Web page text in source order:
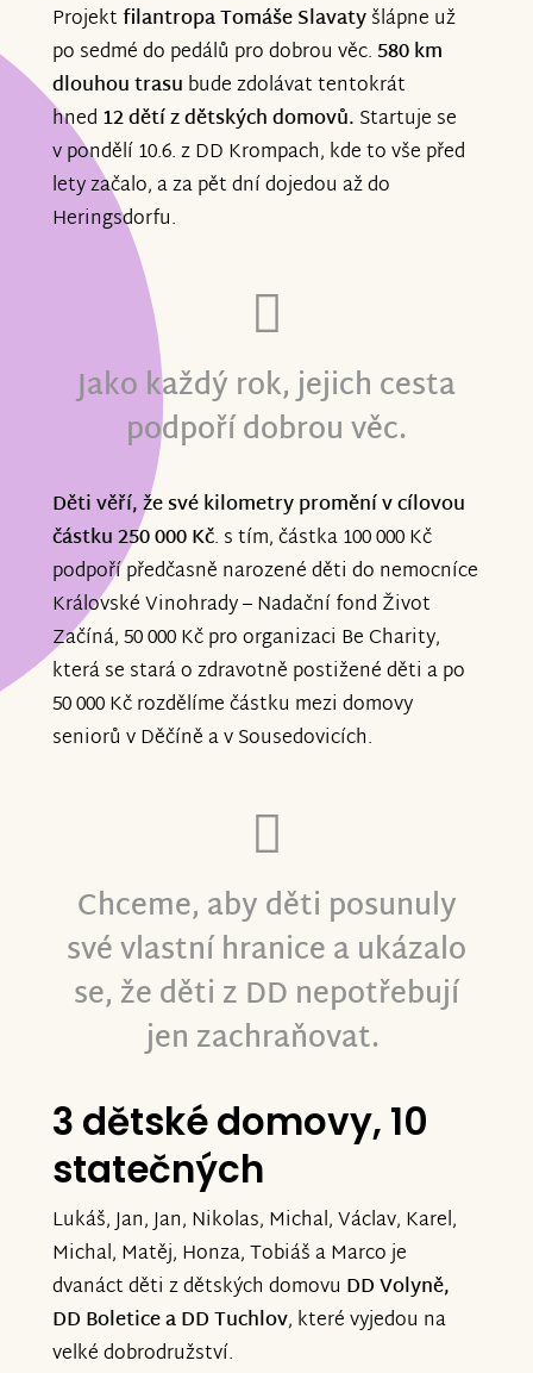
Projektfilantropa Tomáše Slavatyšlápne už
po sedmé do pedálů pro dobrou věc. 580 km
dlouhou trasu bude zdolávat tentokrát
hned 12 dětí z dětských domovů. Startuje se
v pondělí 10.6. z DD Krompach, kde to vše před
lety začalo, a za pět dní dojedou až do
Heringsdorfu.
Jako každý rok, jejich cesta
podpoří dobrou věc.
Děti věří, že své kilometry promění v cílovou
částku 250 000 Kč. s tím, částka 100 000 Kč
podpoří předčasně narozené děti do nemocníce
Královské Vinohrady – Nadační fond Život
Začíná, 50 000 Kč pro organizaci Be Charity,
která se stará o zdravotně postižené děti a po
50 000 Kč rozdělíme částku mezi domovy
seniorů v Děčíně a v Sousedovicích.
Chceme, aby děti posunuly
své vlastní hranice a ukázalo
se, že děti z DD nepotřebují
jen zachraňovat.
3 dětské domovy, 10
statečných
Lukáš, Jan, Jan, Nikolas, Michal, Václav, Karel,
Michal, Matěj, Honza, Tobiáš a Marco je
dvanáct děti z dětských domovu DD Volyně,
DD Boletice a DD Tuchlov, které vyjedou na
velké dobrodružství.